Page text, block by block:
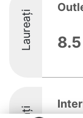
Laureați 8.5